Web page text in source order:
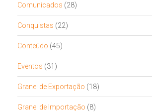
Comunicados (28)
Conquistas (22)
Conteúdo (45)
Eventos (31)
Granel de Exportação (18)
Granel de Importação (8)